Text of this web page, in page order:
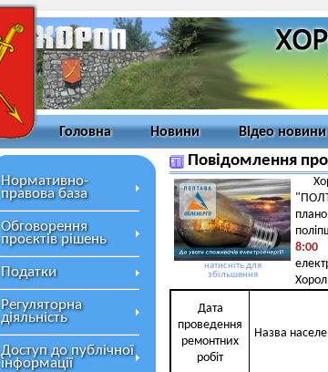
Головна Новини Відео новини
Нормативно-
правова база
Обговорення
проєктів рішень
Податки
Регуляторна
діяльність
Доступ до публічної
інформації
Повідомлення про
натисніть для
збільшення
Дата
проведення
ремонтних
робіт
Назва